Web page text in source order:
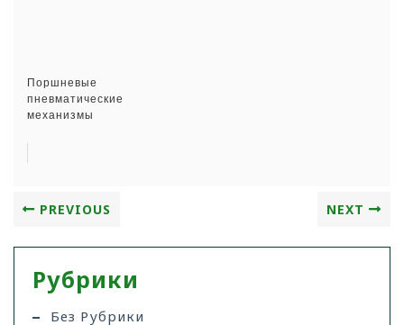
Поршневые
пневматические
механизмы
PREVIOUS NEXT
Рубрики
Без Рубрики